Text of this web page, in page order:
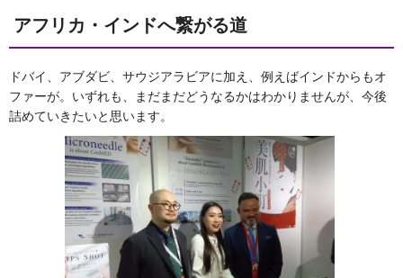
アフリカ・インドへ繋がる道
ドバイ、アブダビ、サウジアラビアに加え、例えばインドからもオ
ファーが。いずれも、まだまだどうなるかはわかりませんが、今後
詰めていきたいと思います。